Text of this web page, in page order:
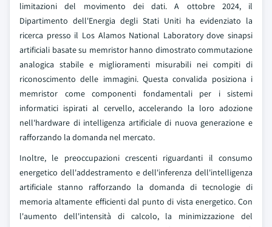
limitazioni del movimento dei dati. A ottobre 2024, il
Dipartimento dell'Energia degli Stati Uniti ha evidenziato la
ricerca presso il Los Alamos National Laboratory dove sinapsi
artificiali basate su memristor hanno dimostrato commutazione
analogica stabile e miglioramenti misurabili nei compiti di
riconoscimento delle immagini. Questa convalida posiziona i
memristor come componenti fondamentali per i sistemi
informatici ispirati al cervello, accelerando la loro adozione
nell'hardware di intelligenza artificiale di nuova generazione e
rafforzando la domanda nel mercato.
Inoltre, le preoccupazioni crescenti riguardanti il consumo
energetico dell'addestramento e dell'inferenza dell'intelligenza
artificiale stanno rafforzando la domanda di tecnologie di
memoria altamente efficienti dal punto di vista energetico. Con
l'aumento dell'intensità di calcolo, la minimizzazione del